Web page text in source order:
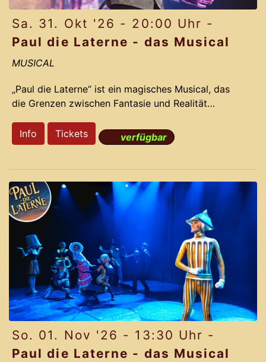
Sa. 31. Okt '26 - 20:00 Uhr -
Paul die Laterne - das Musical
MUSICAL
„Paul die Laterne“ ist ein magisches Musical, das
die Grenzen zwischen Fantasie und Realität
Erfolgsproduzenten des Gloria-Theaters nehmen
Dich mit auf eine irrwitzige Reise voller Romantik,
Musical LICHTERLOH aus dem Jahr 2012 gelingt
Komponist Jochen Frank Schmidt und seinem
Team ein Remake, das das Originals mit neuen
bahnbrechenden Ideen vergoldet.
Pa
Info Tickets verfügbar
So. 01. Nov '26 - 13:30 Uhr -
Paul die Laterne - das Musical